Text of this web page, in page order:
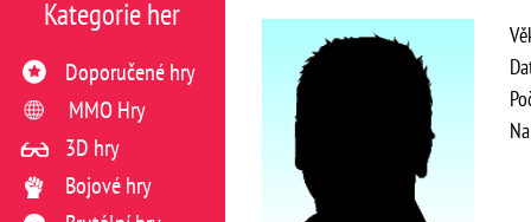
Kategorie her
Doporučené hry
MMO Hry
3D hry
Bojové hry